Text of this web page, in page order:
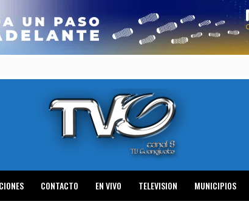
CONTACTO EN VIVO TELEVISION MUNICIPIOS